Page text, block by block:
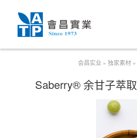
会昌实业 » 独家素材 »
Saberry® 余甘子萃取